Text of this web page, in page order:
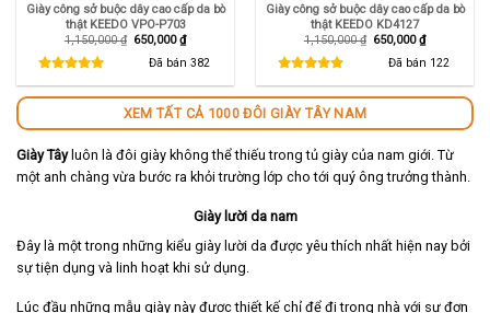
Giày công sở buộc dây cao cấp da bò
thật KEEDO VPO-P703
1,150,000₫ Giá
1,150,000 ₫.
650,000₫Giá
hiện
tại
là:
650,000 ₫.
Đã bán 382
Giày công sở buộc dây cao cấp da bò
thật KEEDO KD4127
1,150,000₫ Giá
1,150,000 ₫.
650,000₫Giá
hiện
tại
là:
650,000 ₫.
Đã bán 122
XEM TẤT CẢ 1000 ĐÔI GIÀY TÂY NAM
Giày Tâyluôn là đôi giày không thể thiếu trong tủ giày của nam giới. Từ
một anh chàng vừa bước ra khỏi trường lớp cho tới quý ông trưởng thành.
Giày lười da nam
Đây là một trong những kiểu giày lười da được yêu thích nhất hiện nay bởi
sự tiện dụng và linh hoạt khi sử dụng.
Lúc đầu những mẫu giày này được thiết kế chỉ để đi trong nhà với sự đơn